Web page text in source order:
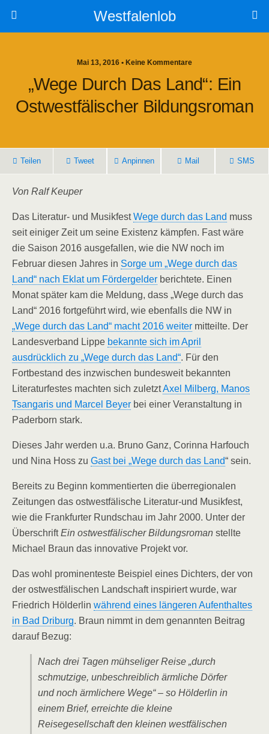
Westfalenlob
Mai 13, 2016 • Keine Kommentare
„Wege Durch Das Land“: Ein
Ostwestfälischer Bildungsroman
Teilen Tweet Anpinnen Mail SMS
Von Ralf Keuper
Das Literatur- und MusikfestWege durch das Land muss
seit einiger Zeit um seine Existenz kämpfen. Fast wäre
die Saison 2016 ausgefallen, wie die NW noch im
Februar diesen Jahres in Sorge um „Wege durch das
Land“ nach Eklat um Fördergelder berichtete. Einen
Monat später kam die Meldung, dass „Wege durch das
Land“ 2016 fortgeführt wird, wie ebenfalls die NW in
„Wege durch das Land“ macht 2016 weiter mitteilte. Der
Landesverband Lippe bekannte sich im April
ausdrücklich zu „Wege durch das Land“. Für den
Fortbestand des inzwischen bundesweit bekannten
Literaturfestes machten sich zuletztAxel Milberg, Manos
Tsangaris und Marcel Beyer bei einer Veranstaltung in
Paderborn stark.
Dieses Jahr werden u.a. Bruno Ganz, Corinna Harfouch
und Nina Hoss zu Gast bei „Wege durch das Land“ sein.
Bereits zu Beginn kommentierten die überregionalen
Zeitungen das ostwestfälische Literatur-und Musikfest,
wie die Frankfurter Rundschau im Jahr 2000. Unter der
ÜberschriftEin ostwestfälischer Bildungsroman stellte
Michael Braun das innovative Projekt vor.
Das wohl prominenteste Beispiel eines Dichters, der von
der ostwestfälischen Landschaft inspiriert wurde, war
Friedrich Hölderlin während eines längeren Aufenthaltes
in Bad Driburg. Braun nimmt in dem genannten Beitrag
darauf Bezug:
Nach drei Tagen mühseliger Reise „durch
schmutzige, unbeschreiblich ärmliche Dörfer
und noch ärmlichere Wege“ – so Hölderlin in
einem Brief, erreichte die kleine
Reisegesellschaft den kleinen westfälischen